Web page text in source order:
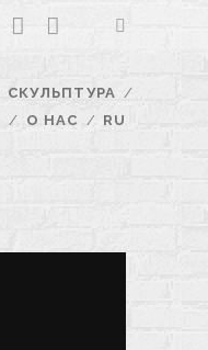
facebook
youtube
email
СКУЛЬПТУРА
О НАС RU